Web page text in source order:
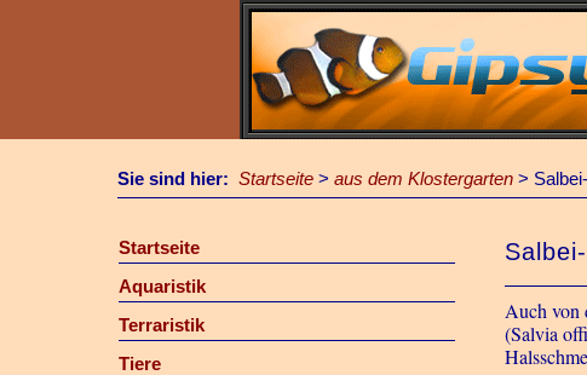
Sie sind hier: Startseite > aus dem Klostergarten >
Startseite
Aquaristik
Terraristik
Tiere
Auch von
(Salvia